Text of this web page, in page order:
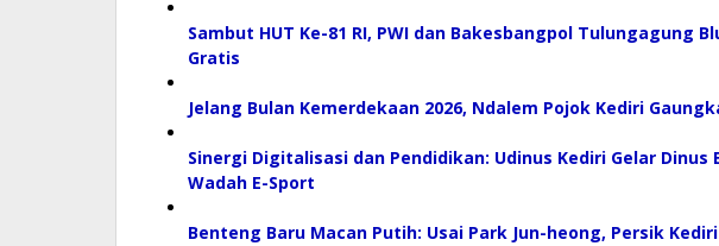
Sambut HUT Ke-81 RI, PWI dan Bakesbangpol Tulungagung
Gratis
Jelang Bulan Kemerdekaan 2026, Ndalem Pojok Kediri
Sinergi Digitalisasi dan Pendidikan: Udinus Kediri Gelar Dinus
Wadah E-Sport
Benteng Baru Macan Putih: Usai Park Jun-heong, Persik